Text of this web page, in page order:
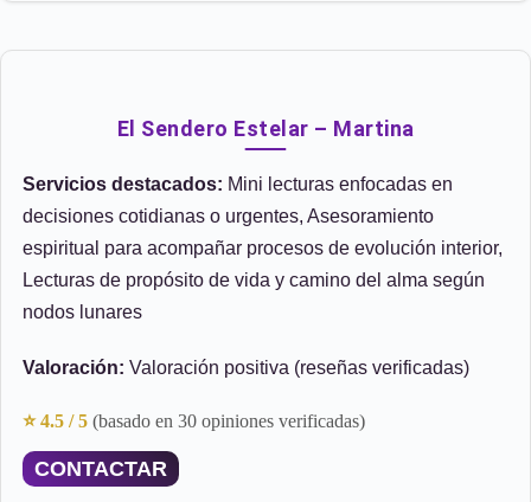
El Sendero Estelar – Martina
Servicios destacados: Mini lecturas enfocadas en
decisiones cotidianas o urgentes, Asesoramiento
espiritual para acompañar procesos de evolución interior,
Lecturas de propósito de vida y camino del alma según
nodos lunares
Valoración: Valoración positiva (reseñas verificadas)
⭐ 4.5 / 5 (basado en 30 opiniones verificadas)
CONTACTAR